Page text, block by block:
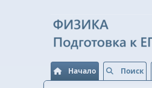
Начало Поиск